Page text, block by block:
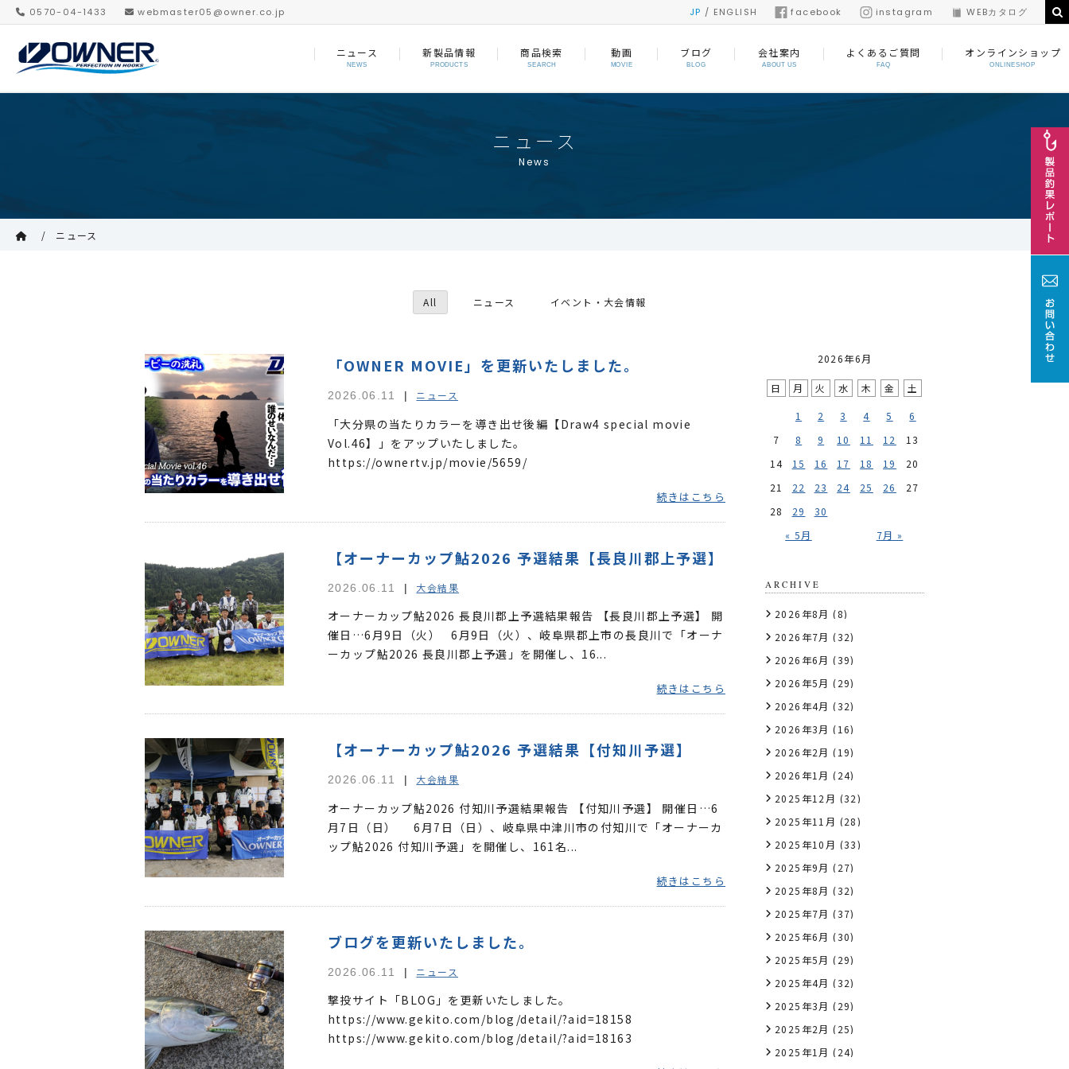
0570-04-1433 webmaster05@owner.co.jp JP / ENGLISH facebook instagram WEBカタログ
ニュース
NEWS
新製品情報
PRODUCTS
商品検索
SEARCH
動画
MOVIE
ブログ
BLOG
会社案内
ABOUT US
よくあるご質問
FAQ
オンラインショップ
ONLINESHOP
ニュース
News
ニュース
All ニュース イベント・大会情報
「OWNER MOVIE」を更新いたしました。
2026.06.11 ニュース
「大分県の当たりカラーを導き出せ後編【Draw4 special movie
Vol.46】」をアップいたしました。
https://ownertv.jp/movie/5659/
続きはこちら
【オーナーカップ鮎2026 予選結果【長良川郡上予選】
2026.06.11 大会結果
オーナーカップ鮎2026 長良川郡上予選結果報告 【長良川郡上予選】 開
催日…6月9日（火） 6月9日（火）、岐阜県郡上市の長良川で「オーナ
ーカップ鮎2026 長良川郡上予選」を開催し、16...
続きはこちら
【オーナーカップ鮎2026 予選結果【付知川予選】
2026.06.11 大会結果
オーナーカップ鮎2026 付知川予選結果報告 【付知川予選】 開催日…6
月7日（日） 6月7日（日）、岐阜県中津川市の付知川で「オーナーカ
ップ鮎2026 付知川予選」を開催し、161名...
続きはこちら
ブログを更新いたしました。
2026.06.11 ニュース
撃投サイト「BLOG」を更新いたしました。
https://www.gekito.com/blog/detail/?aid=18158
https://www.gekito.com/blog/detail/?aid=18163
2026年6月
日 月 火 水 木 金 土
« 5月 7月 »
1 2 3 4 5
6
7
8 9 10 11 12
13
14
15 16 17 18 19
20
21
22 23 24 25 26
27
28
29 30
ARCHIVE
2026年8月 (8)
2026年7月 (32)
2026年6月 (39)
2026年5月 (29)
2026年4月 (32)
2026年3月 (16)
2026年2月 (19)
2026年1月 (24)
2025年12月 (32)
2025年11月 (28)
2025年10月 (33)
2025年9月 (27)
2025年8月 (32)
2025年7月 (37)
2025年6月 (30)
2025年5月 (29)
2025年4月 (32)
2025年3月 (29)
2025年2月 (25)
2025年1月 (24)